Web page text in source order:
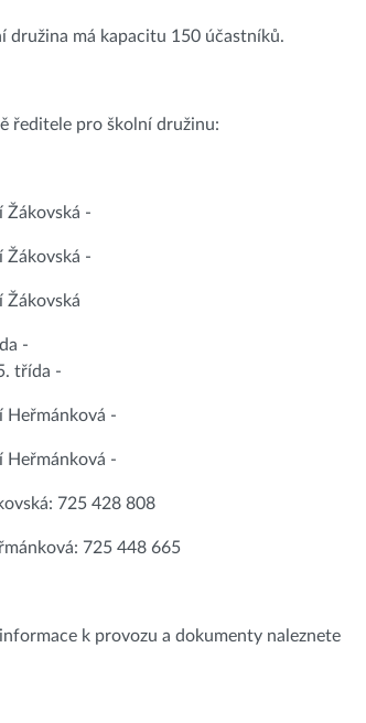
družina má kapacitu 150 účastníků.
ředitele pro školní družinu:
Žákovská -
Žákovská -
Žákovská
-
třída -
Heřmánková -
Heřmánková -
725 428 808
725 448 665
k provozu a dokumenty naleznete